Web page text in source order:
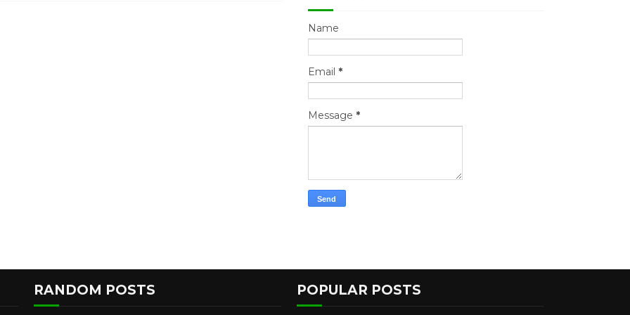
Name
Email *
Message *
RANDOM POSTS POPULAR POSTS